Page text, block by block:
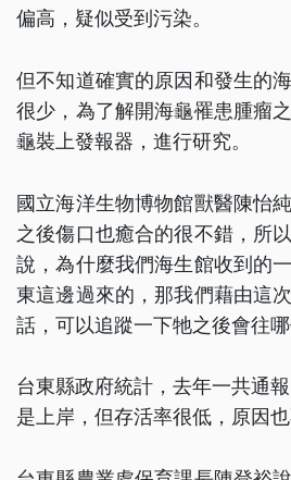
偏高，疑似受到污染。
但不知道確實的原因和發生的
很少，為了解開海龜罹患腫瘤
龜裝上發報器，進行研究。
國立海洋生物博物館獸醫陳怡
之後傷口也癒合的很不錯，所
說，為什麼我們海生館收到的
東這邊過來的，那我們藉由這
話，可以追蹤一下牠之後會往哪
台東縣政府統計，去年一共通
是上岸，但存活率很低，原因也